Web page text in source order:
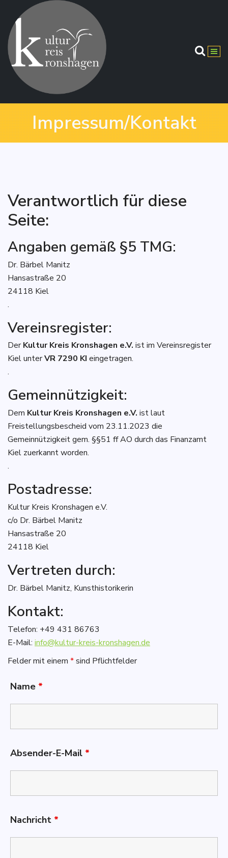
Inhalt
Impressum/Kontakt
Verantwortlich für diese
Seite:
Angaben gemäß §5 TMG:
Dr. Bärbel Manitz
Hansastraße 20
24118 Kiel
.
Vereinsregister:
DerKultur Kreis Kronshagen e.V. ist im Vereinsregister
Kiel unterVR 7290 KI eingetragen.
.
Gemeinnützigkeit:
Dem Kultur Kreis Kronshagen e.V. ist laut
Freistellungsbescheid vom 23.11.2023 die
Gemeinnützigkeit gem. §§51 ff AO durch das Finanzamt
Kiel zuerkannt worden.
.
Postadresse:
Kultur Kreis Kronshagen e.V.
c/o Dr. Bärbel Manitz
Hansastraße 20
24118 Kiel
Vertreten durch:
Dr. Bärbel Manitz, Kunsthistorikerin
Kontakt:
Telefon: +49 431 86763
E-Mail: info@kultur-kreis-kronshagen.de
Felder mit einem *sind Pflichtfelder
Name *
Absender-E-Mail *
Nachricht *